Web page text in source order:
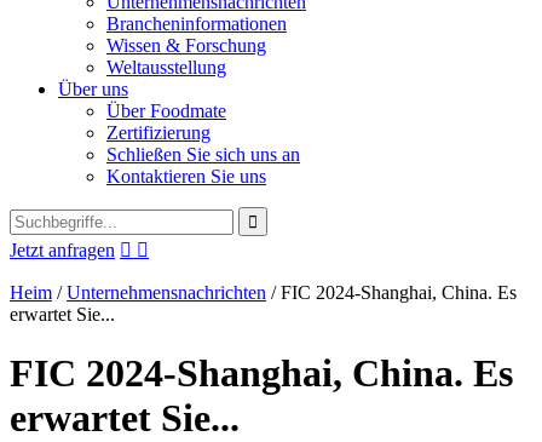
Brancheninformationen
Wissen & Forschung
Weltausstellung
Über uns
Über Foodmate
Zertifizierung
Schließen Sie sich uns an
Kontaktieren Sie uns
Jetzt anfragen  
Heim /Unternehmensnachrichten /FIC 2024-Shanghai, China. Es
erwartet Sie...
FIC 2024-Shanghai, China. Es
erwartet Sie...